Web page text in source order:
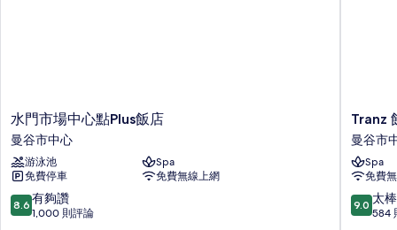
水
門
市
場
中
心
點
水門市場中心點Plus飯店
曼谷市中心
游泳池
Spa
免費停車
免費無線上網
8.6
分，
8.6 有夠讚
1,000 則評論
Tranz
飯
店
曼
谷
市
中
Tranz
曼谷市
Spa
免費
9.0
分，
9.0 太
584